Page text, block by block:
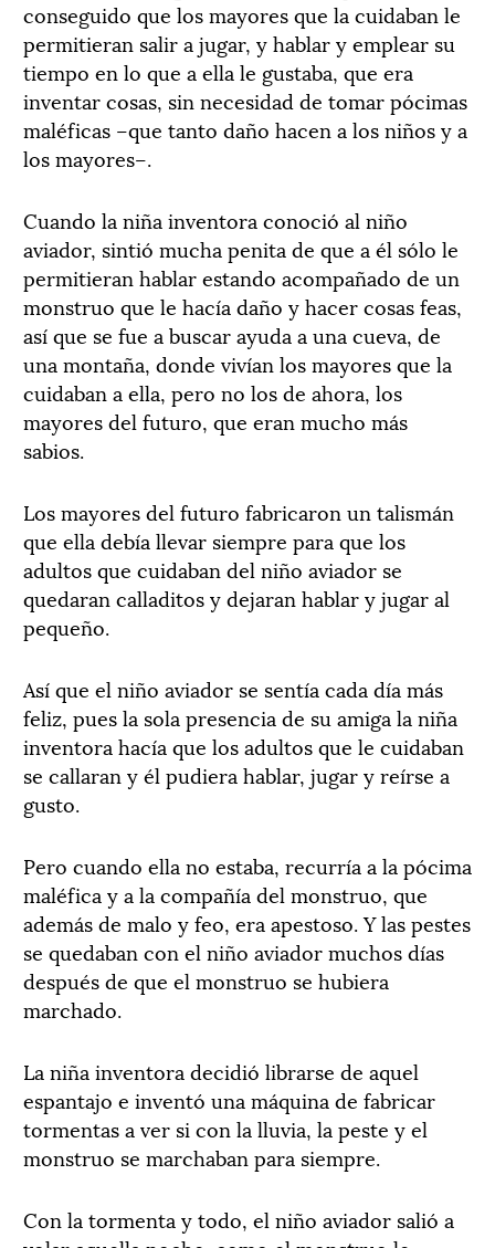
conseguido que los mayores que la cuidaban le
permitieran salir a jugar, y hablar y emplear su
tiempo en lo que a ella le gustaba, que era
inventar cosas, sin necesidad de tomar pócimas
maléficas –que tanto daño hacen a los niños y a
los mayores–.
Cuando la niña inventora conoció al niño
aviador, sintió mucha penita de que a él sólo le
permitieran hablar estando acompañado de un
monstruo que le hacía daño y hacer cosas feas,
así que se fue a buscar ayuda a una cueva, de
una montaña, donde vivían los mayores que la
cuidaban a ella, pero no los de ahora, los
mayores del futuro, que eran mucho más
sabios.
Los mayores del futuro fabricaron un talismán
que ella debía llevar siempre para que los
adultos que cuidaban del niño aviador se
quedaran calladitos y dejaran hablar y jugar al
pequeño.
Así que el niño aviador se sentía cada día más
feliz, pues la sola presencia de su amiga la niña
inventora hacía que los adultos que le cuidaban
se callaran y él pudiera hablar, jugar y reírse a
gusto.
Pero cuando ella no estaba, recurría a la pócima
maléfica y a la compañía del monstruo, que
además de malo y feo, era apestoso. Y las pestes
se quedaban con el niño aviador muchos días
después de que el monstruo se hubiera
marchado.
La niña inventora decidió librarse de aquel
espantajo e inventó una máquina de fabricar
tormentas a ver si con la lluvia, la peste y el
monstruo se marchaban para siempre.
Con la tormenta y todo, el niño aviador salió a